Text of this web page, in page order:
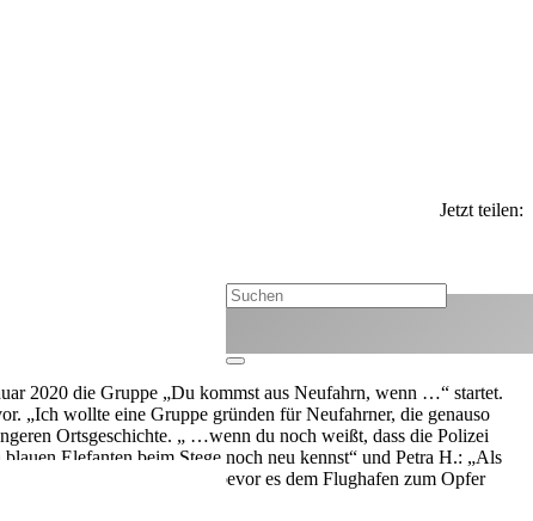
Jetzt teilen:
2020 die Gruppe „Du kommst aus Neufahrn, wenn …“ startet.
„Ich wollte eine Gruppe gründen für Neufahrner, die genauso
Ortsgeschichte. „ …wenn du noch weißt, dass die Polizei
Elefanten beim Stege noch neu kennst“ und Petra H.: „Als
nochmal zu besichtigen, bevor es dem Flughafen zum Opfer